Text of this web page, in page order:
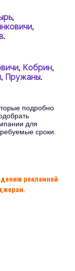
,
,
.
, Кобрин,
, Пружаны.
подробно
для
сроки.
рекламной